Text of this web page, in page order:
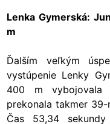
Lenka Gymerská:
m
Ďalším veľkým
vystúpenie Lenky
400 m vybojovala
prekonala takmer
Čas 53,34